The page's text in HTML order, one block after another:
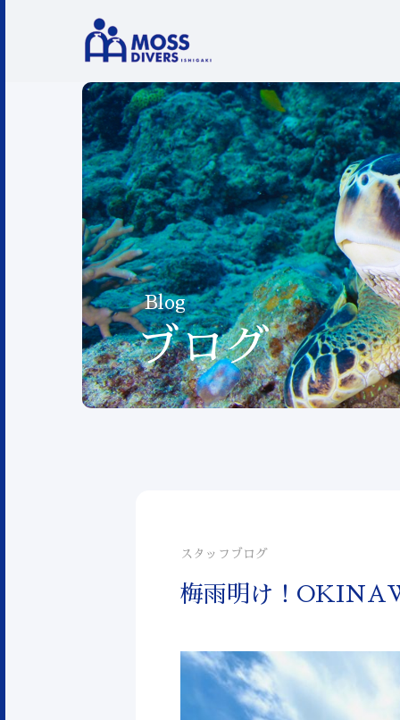
Blog
ブログ
スタッフブログ
梅雨明け！